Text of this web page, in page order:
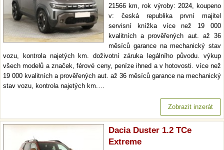
21566 km, rok výroby: 2024, koupeno
v: česká republika první majitel
servisní knížka více než 19 000
kvalitních a prověřených aut. až 36
měsíců garance na mechanický stav
vozu, kontrola najetých km. doživotní záruka legálního původu. výkup
všech modelů a značek, férové ceny, peníze ihned a v hotovosti. více než
19 000 kvalitních a prověřených aut. až 36 měsíců garance na mechanický
stav vozu, kontrola najetých km.…
Zobrazit inzerát
Dacia Duster 1.2 TCe
Extreme